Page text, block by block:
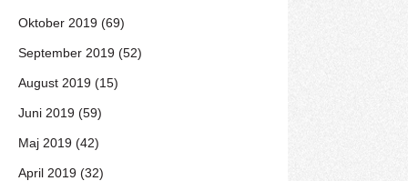
Oktober 2019 (69)
September 2019 (52)
August 2019 (15)
Juni 2019 (59)
Maj 2019 (42)
April 2019 (32)